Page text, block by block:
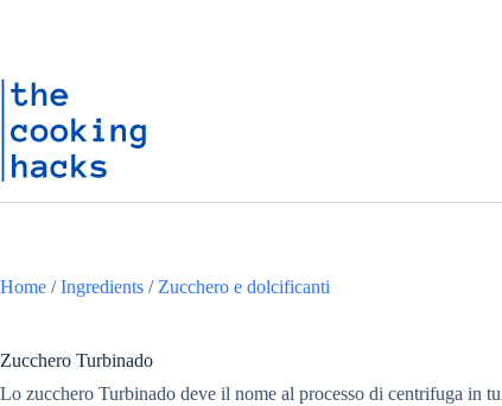
t
o
n
u
Home /Ingredients / Zucchero e dolcificanti
Zucchero Turbinado
Lo zucchero Turbinado deve il nome al processo di centrifuga in